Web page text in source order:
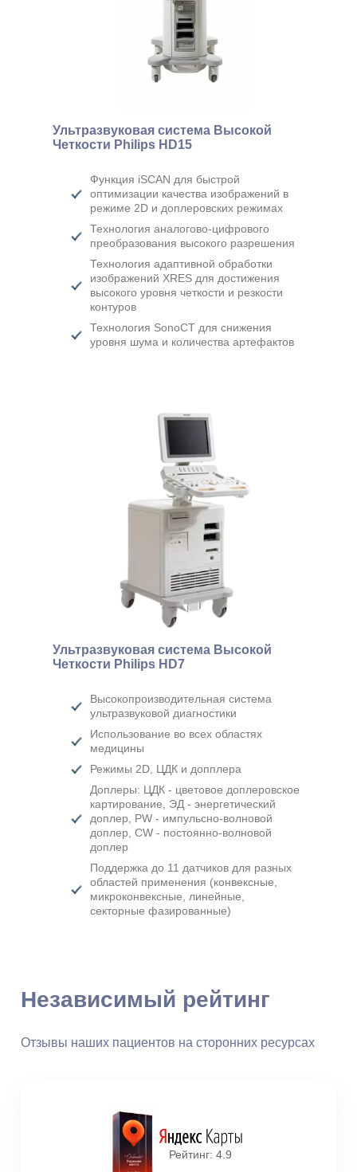
Ультразвуковая система Высокой
Четкости Philips HD15
Функция iSCAN для быстрой
оптимизации качества изображений в
режиме 2D и доплеровских режимах
Технология аналогово-цифрового
преобразования высокого разрешения
Технология адаптивной обработки
изображений XRES для достижения
высокого уровня четкости и резкости
контуров
Технология SonoСT для снижения
уровня шума и количества артефактов
Ультразвуковая система Высокой
Четкости Philips HD7
Высокопроизводительная система
ультразвуковой диагностики
Использование во всех областях
медицины
Режимы 2D, ЦДК и допплера
Доплеры: ЦДК - цветовое доплеровское
картирование, ЭД - энергетический
доплер, PW - импульсно-волновой
доплер, CW - постоянно-волновой
доплер
Поддержка до 11 датчиков для разных
областей применения (конвексные,
микроконвексные, линейные,
секторные фазированные)
Независимый рейтинг
Отзывы наших пациентов на сторонних ресурсах
Рейтинг: 4.9